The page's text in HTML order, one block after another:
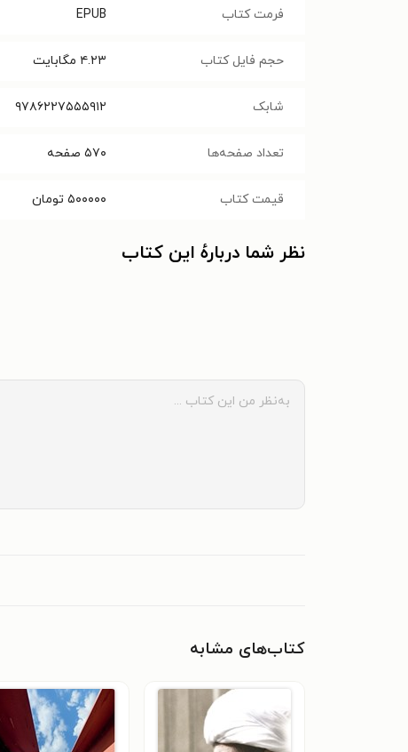
فرمت کتاب EPUB
حجم فایل کتاب ۴.۲۳ مگابایت
شابک ۹۷۸۶۲۲۷۵۵۵۹۱۲
تعداد صفحه‌ها ۵۷۰ صفحه
قیمت کتاب ۵۰۰۰۰۰ تومان
نظر شما دربارهٔ این کتاب
کتاب‌های مشابه